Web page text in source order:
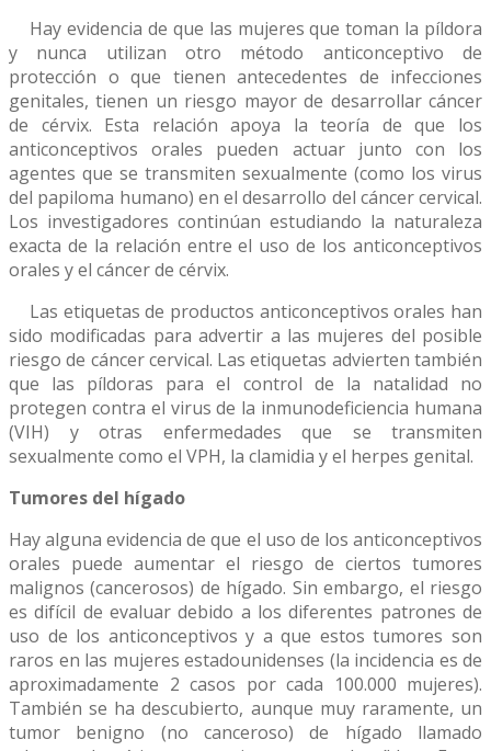
Hay evidencia de que las mujeres que toman la píldora
y nunca utilizan otro método anticonceptivo de
protección o que tienen antecedentes de infecciones
genitales, tienen un riesgo mayor de desarrollar cáncer
de cérvix. Esta relación apoya la teoría de que los
anticonceptivos orales pueden actuar junto con los
agentes que se transmiten sexualmente (como los virus
del papiloma humano) en el desarrollo del cáncer cervical.
Los investigadores continúan estudiando la naturaleza
exacta de la relación entre el uso de los anticonceptivos
orales y el cáncer de cérvix.
Las etiquetas de productos anticonceptivos orales han
sido modificadas para advertir a las mujeres del posible
riesgo de cáncer cervical. Las etiquetas advierten también
que las píldoras para el control de la natalidad no
protegen contra el virus de la inmunodeficiencia humana
(VIH) y otras enfermedades que se transmiten
sexualmente como el VPH, la clamidia y el herpes genital.
Tumores del hígado
Hay alguna evidencia de que el uso de los anticonceptivos
orales puede aumentar el riesgo de ciertos tumores
malignos (cancerosos) de hígado. Sin embargo, el riesgo
es difícil de evaluar debido a los diferentes patrones de
uso de los anticonceptivos y a que estos tumores son
raros en las mujeres estadounidenses (la incidencia es de
aproximadamente 2 casos por cada 100.000 mujeres).
También se ha descubierto, aunque muy raramente, un
tumor benigno (no canceroso) de hígado llamado